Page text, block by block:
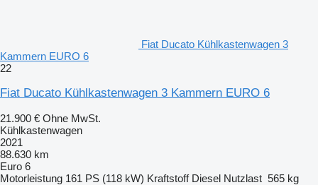
Fiat Ducato Kühlkastenwagen 3
Kammern EURO 6
22
Fiat Ducato Kühlkastenwagen 3 Kammern EURO 6
21.900 € Ohne MwSt.
Kühlkastenwagen
2021
88.630 km
Euro 6
Motorleistung 161 PS (118 kW) Kraftstoff Diesel Nutzlast 565 kg